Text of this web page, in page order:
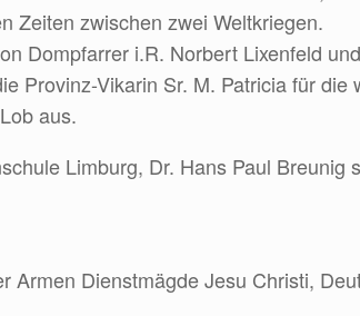
Zeiten zwischen zwei Weltkriegen.
Dompfarrer i.R. Norbert Lixenfeld
Provinz-Vikarin Sr. M. Patricia für
aus.
Limburg, Dr. Hans Paul
Armen Dienstmägde Jesu Christi,